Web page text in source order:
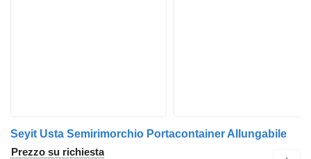
Seyit Usta Semirimorchio Portacontainer Allungabile
Prezzo su richiesta